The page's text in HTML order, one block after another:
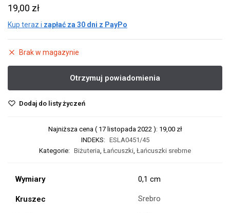
19,00 zł
Kup teraz i zapłać za 30 dni z PayPo
Brak w magazynie
Dodaj do listy życzeń
Najniższa cena (17 listopada 2022 ): 19,00 zł
INDEKS: ESLA0451/45
Kategorie: Biżuteria Łańcuszki Łańcuszki srebrne
Wymiary 0,1 cm
Kruszec Srebro